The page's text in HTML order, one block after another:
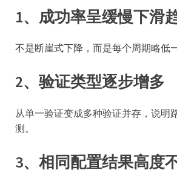
1、成功率呈缓慢下滑
不是断崖式下降，而是每个周期略低
2、验证类型逐步增多
从单一验证变成多种验证并存，说明
测。
3、相同配置结果高度